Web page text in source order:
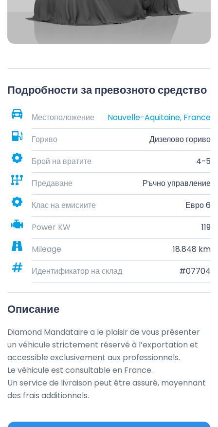
Подробности за превозното средство
Местоположение
Nouvelle-Aquitaine, France
Гориво
Дизелово гориво
Брой на вратите
4-5
Предаване
Ръчно управление
Клас на емисиите
Евро 6
Power KW
119
Mileage
18.848 km
Идентификатор на склад
#07704
Описание
Diamond Mandataire a le plaisir de vous présenter
un véhicule strictement réservé à l’exportation et
accessible exclusivement aux professionnels.
Le véhicule est consultable en France.
Un service de livraison peut être assuré, moyennant
des frais additionnels.